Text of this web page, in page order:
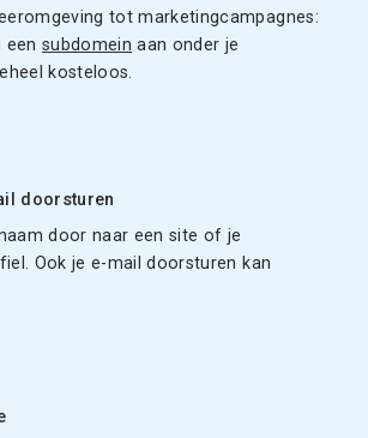
tot marketingcampagnes:
eensubdomein aan onder je
kosteloos.
doorsturen
door naar een site of je
Ook je e-mail doorsturen kan